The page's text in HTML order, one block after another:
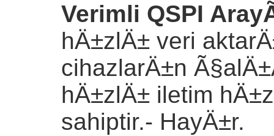
Verimli QSPI
hÄ±zlÄ± veri
cihazlarÄ±n
hÄ±zlÄ± iletim
sahiptir.- HayÄ±r.